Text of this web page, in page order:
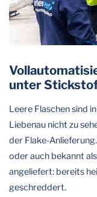
unter
Leere Flaschen sind
Liebenau nicht zu
der Flake-
oder auch bekannt
angeliefert: bereits
geschreddert.